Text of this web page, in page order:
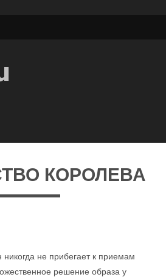
КОРОЛЕВА
не прибегает к приемам
решение образа у